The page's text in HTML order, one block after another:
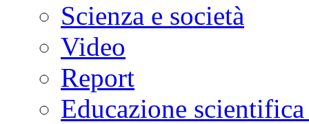
Scienza e società
Video
Report
Educazione